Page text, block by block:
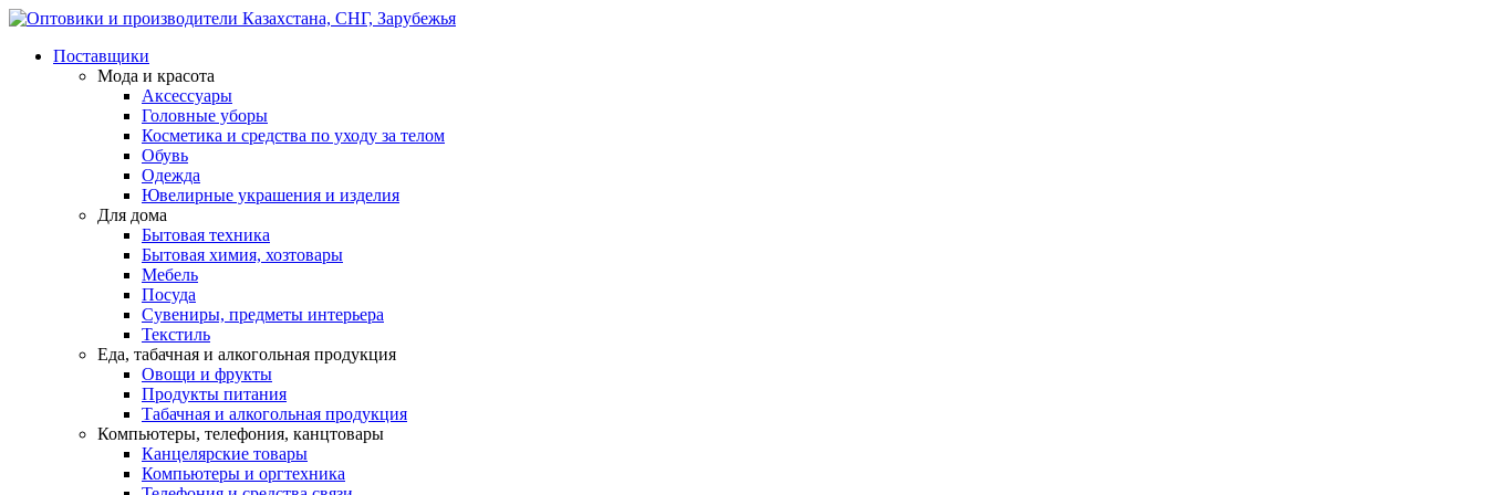
Поставщики
Мода и красота
Аксессуары
Головные уборы
Косметика и средства по уходу за телом
Обувь
Одежда
Ювелирные украшения и изделия
Для дома
Бытовая техника
Бытовая химия, хозтовары
Мебель
Посуда
Сувениры, предметы интерьера
Текстиль
Еда, табачная и алкогольная продукция
Овощи и фрукты
Продукты питания
Табачная и алкогольная продукция
Компьютеры, телефония, канцтовары
Канцелярские товары
Компьютеры и оргтехника